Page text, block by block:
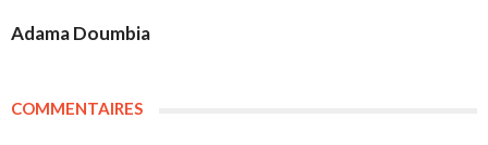
Adama Doumbia
COMMENTAIRES